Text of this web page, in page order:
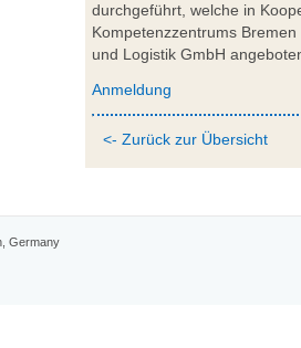
durchgeführt, welche in
Kompetenzzentrums
und Logistik GmbH
Anmeldung
<- Zurück zur Übersicht
Germany